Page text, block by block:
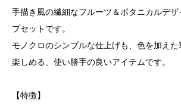
手描き風の繊細なフルーツ＆ボタニカルデ
プセットです。
モノクロのシンプルな仕上げも、色を加え
楽しめる、使い勝手の良いアイテムです。
【特徴】